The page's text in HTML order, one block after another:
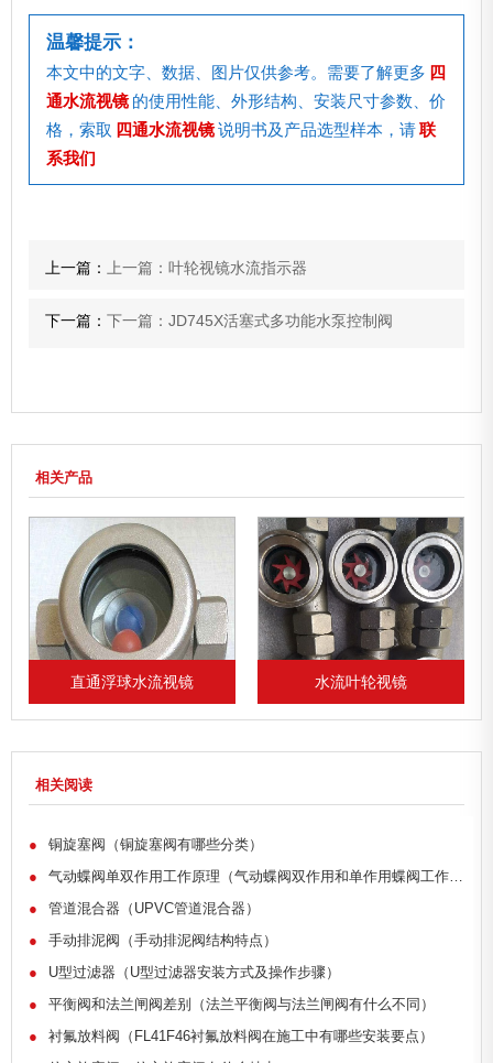
温馨提示：
本文中的文字、数据、图片仅供参考。需要了解更多 四
通水流视镜 的使用性能、外形结构、安装尺寸参数、价
格，索取 四通水流视镜说明书及产品选型样本，请联
系我们
上一篇：上一篇：叶轮视镜水流指示器
下一篇：下一篇：JD745X活塞式多功能水泵控制阀
相关产品
球水流视镜
相关阅读
●
铜旋塞阀（铜旋塞阀有哪些分类）
●
气动蝶阀单双作用工作原理（气动蝶阀双作用和单作用蝶阀工作原理）
●
管道混合器（UPVC管道混合器）
●
手动排泥阀（手动排泥阀结构特点）
●
U型过滤器（U型过滤器安装方式及操作步骤）
●
平衡阀和法兰闸阀差别（法兰平衡阀与法兰闸阀有什么不同）
●
衬氟放料阀（FL41F46衬氟放料阀在施工中有哪些安装要点）